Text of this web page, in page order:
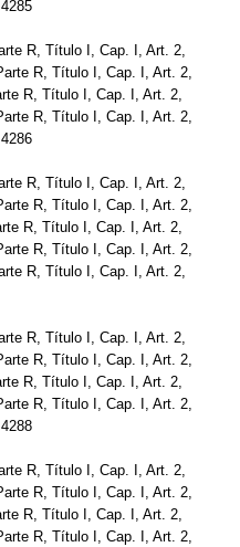
R, Título I, Cap. I, Art. 2,
R, Título I, Cap. I, Art. 2,
R, Título I, Cap. I, Art. 2,
R, Título I, Cap. I, Art. 2,
R, Título I, Cap. I, Art. 2,
R, Título I, Cap. I, Art. 2,
R, Título I, Cap. I, Art. 2,
R, Título I, Cap. I, Art. 2,
R, Título I, Cap. I, Art. 2,
R, Título I, Cap. I, Art. 2,
R, Título I, Cap. I, Art. 2,
R, Título I, Cap. I, Art. 2,
R, Título I, Cap. I, Art. 2,
R, Título I, Cap. I, Art. 2,
R, Título I, Cap. I, Art. 2,
R, Título I, Cap. I, Art. 2,
R, Título I, Cap. I, Art. 2,